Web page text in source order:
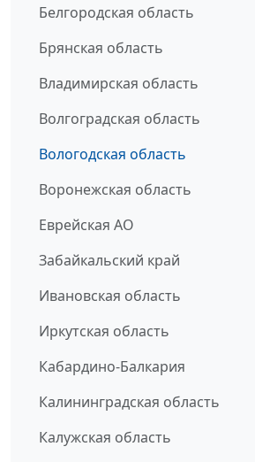
Белгородская область
Брянская область
Владимирская область
Волгоградская область
Вологодская область
Воронежская область
Еврейская АО
Забайкальский край
Ивановская область
Иркутская область
Кабардино-Балкария
Калининградская область
Калужская область